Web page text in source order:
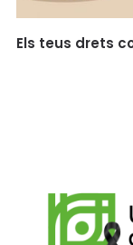
Els teus drets